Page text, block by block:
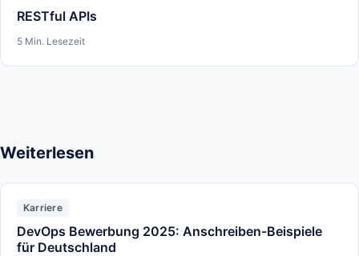
RESTful APIs
5 Min. Lesezeit
Weiterlesen
Karriere
DevOps Bewerbung 2025: Anschreiben-Beispiele
für Deutschland